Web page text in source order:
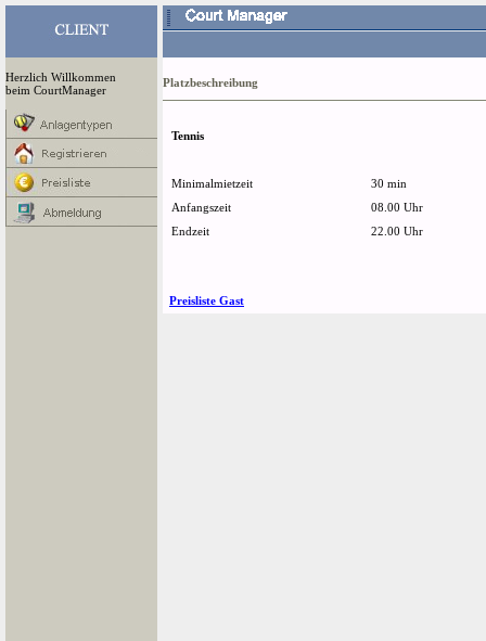
Herzlich Willkommen
beim CourtManager
Platzbeschreibung
Tennis
Minimalmietzeit
30 min
Anfangszeit
08.00 Uhr
Endzeit
22.00 Uhr
Preisliste Gast